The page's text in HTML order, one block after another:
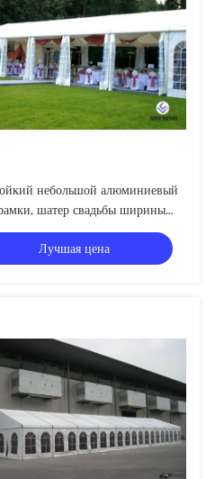
небольшой алюминиевый
шатер свадьбы ширины
Лучшая цена